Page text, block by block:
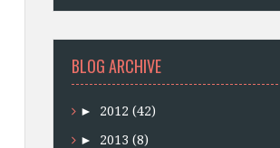
BLOG ARCHIVE
► 2012 (42)
► 2013 (8)